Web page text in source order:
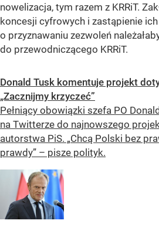
nowelizacja, tym razem z KRRiT.
koncesji cyfrowych i zastąpienie
o przyznawaniu zezwoleń
do przewodniczącego KRRiT.
Donald Tusk komentuje projekt
„Zacznijmy krzyczeć”
Pełniący obowiązki szefa PO
na Twitterze do najnowszego
autorstwa PiS. „Chcą Polski bez
prawdy” – pisze polityk.